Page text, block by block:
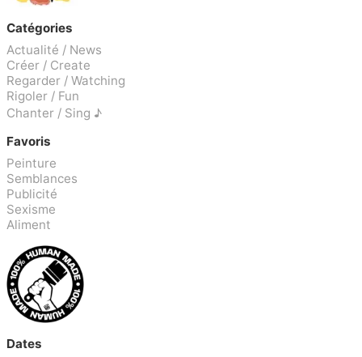
Catégories
Actualité / News
Créer / Create
Regarder / Watching
Rigoler / Fun
Chanter / Sing ♪
Favoris
Peinture
Semblances
Publicité
Sexisme
Aliment
Dates